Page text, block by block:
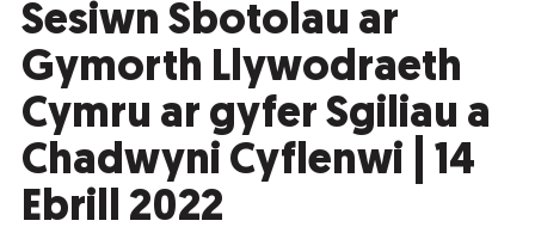
Sesiwn Sbotolau ar
Gymorth Llywodraeth
Cymru ar gyfer Sgiliau a
Chadwyni Cyflenwi | 14
Ebrill 2022